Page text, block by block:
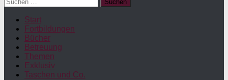
nach:
Start
Fortbildungen
Bücher
Betreuung
Themen
Exklusiv
Taschen und Co.